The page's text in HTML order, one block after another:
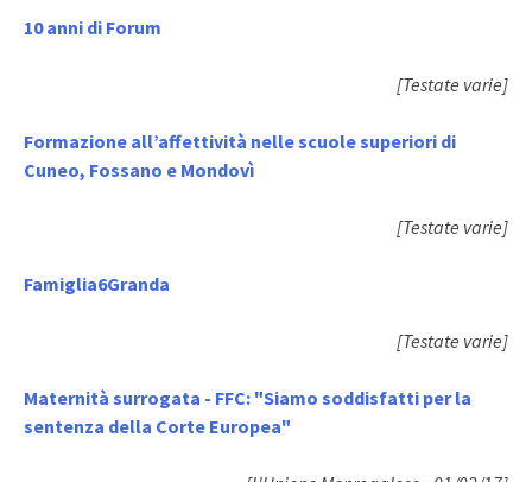
10 anni di Forum
[Testate varie]
Formazione all’affettività nelle scuole superiori di
Cuneo, Fossano e Mondovì
[Testate varie]
Famiglia6Granda
[Testate varie]
Maternità surrogata - FFC: "Siamo soddisfatti per la
sentenza della Corte Europea"